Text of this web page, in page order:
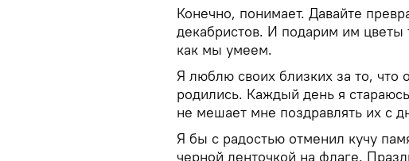
Конечно, понимает. Давайте
декабристов. И подарим им цветы
как мы умеем.
Я люблю своих близких за то, что
родились. Каждый день я
не мешает мне поздравлять их с
Я бы с радостью отменил кучу
черной ленточкой на флаге.